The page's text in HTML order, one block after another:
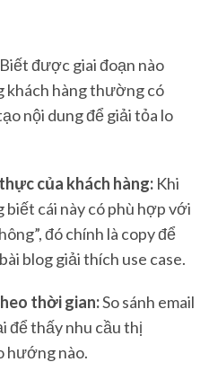
Biết được giai đoạn nào
khách hàng thường có
nội dung để giải tỏa lo
của khách hàng: Khi
biết cái này có phù hợp với
đó chính là copy để
blog giải thích use case.
thời gian:So sánh email
để thấy nhu cầu thị
hướng nào.